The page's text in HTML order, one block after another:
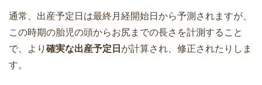
通常、出産予定日は最終月経開始日から予測されますが、
この時期の胎児の頭からお尻までの長さを計測すること
で、より 確実な出産予定日 が計算され、修正されたりしま
す。